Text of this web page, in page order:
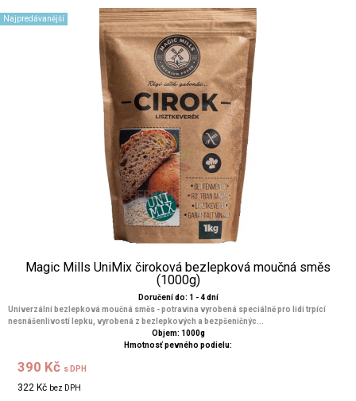
Najpredávanější
Magic Mills UniMix čiroková bezlepková moučná směs
(1000g)
Doručení do: 1 - 4 dní
Univerzální bezlepková moučná směs - potravina vyrobená speciálně pro lidi trpící
nesnášenlivostí lepku, vyrobená z bezlepkových a bezpšeničnýc...
Objem: 1000g
Hmotnosť pevného podielu:
390 Kč s DPH
322 Kč bez DPH